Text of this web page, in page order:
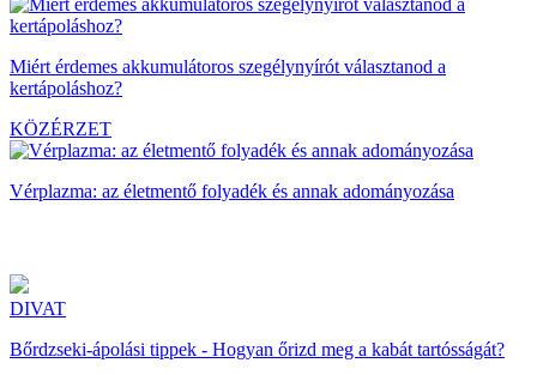
Miért érdemes akkumulátoros szegélynyírót választanod a
kertápoláshoz?
KÖZÉRZET
Vérplazma: az életmentő folyadék és annak adományozása
DIVAT
Bőrdzseki-ápolási tippek - Hogyan őrizd meg a kabát tartósságát?